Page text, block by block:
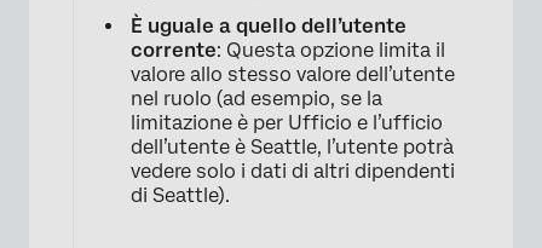
È uguale a quello dell’utente
corrente: Questa opzione limita il
valore allo stesso valore dell’utente
nel ruolo (ad esempio, se la
limitazione è per Ufficio e l’ufficio
dell’utente è Seattle, l’utente potrà
vedere solo i dati di altri dipendenti
di Seattle).